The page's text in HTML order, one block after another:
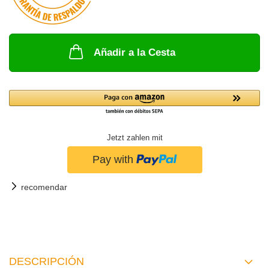
Añadir a la Cesta
Jetzt zahlen mit
recomendar
DESCRIPCIÓN